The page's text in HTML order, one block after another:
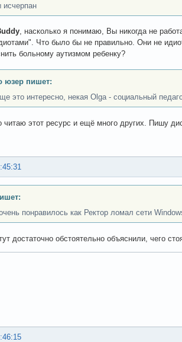
, насколько я понимаю, Вы никогда не
Что было бы не правильно. Они не
больному аутизмом ребенку?
юзер пишет:
это интересно, некая Olga - социальный
читаю этот ресурс и ещё много других. Пишу
понравилось как Ректор ломал сети
достаточно обстоятельно объяснили, чего